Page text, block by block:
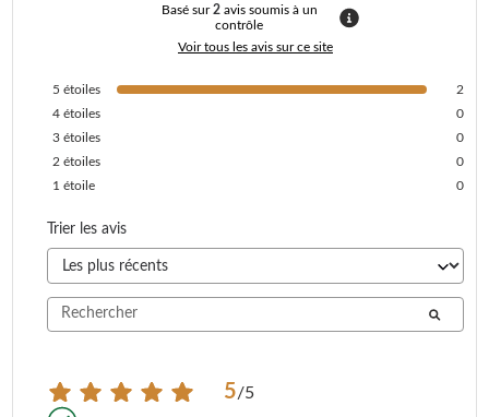
Basé sur2 avis soumis à un
contrôle
Voir tous les avis sur ce site
5 étoiles
2
4 étoiles
0
3 étoiles
0
2 étoiles
0
1 étoile 0
Trier les avis
5/5